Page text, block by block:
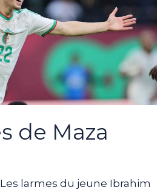
de Maza
Les larmes du jeune Ibrahim